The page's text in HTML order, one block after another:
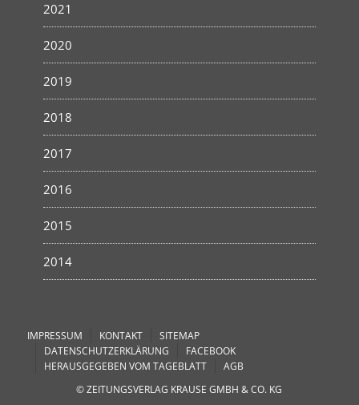
2021
2020
2019
2018
2017
2016
2015
2014
IMPRESSUM KONTAKT
SITEMAP
DATENSCHUTZERKLÄRUNG
FACEBOOK
HERAUSGEGEBEN VOM TAGEBLATT
AGB
© ZEITUNGSVERLAG KRAUSE GMBH & CO. KG